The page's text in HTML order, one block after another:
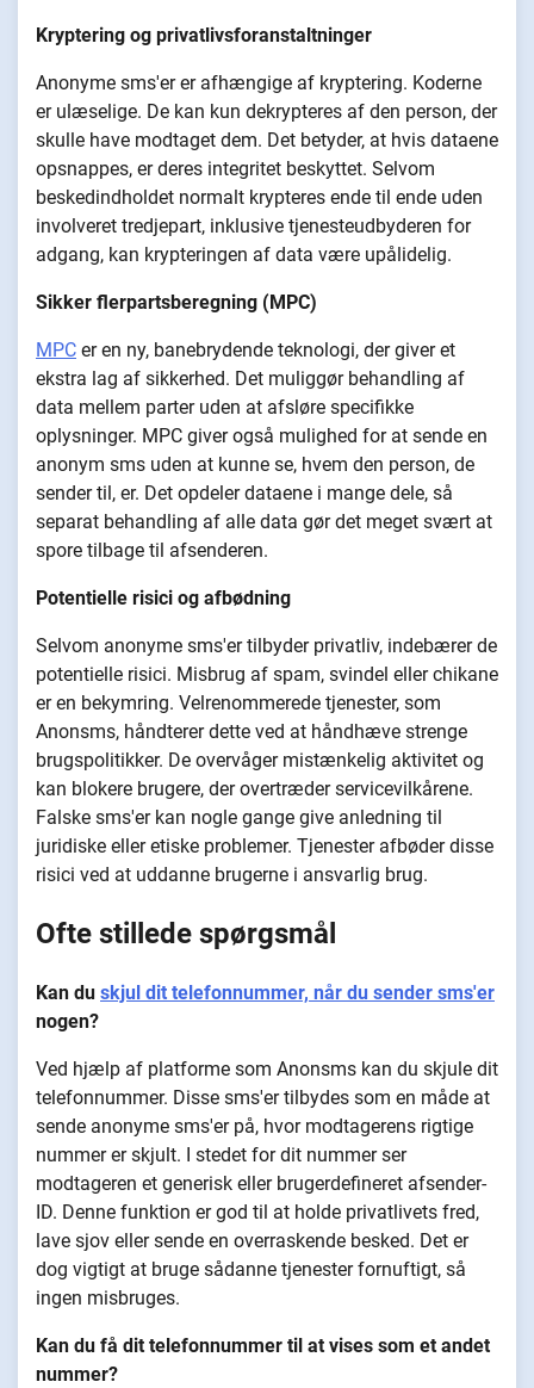
Kryptering og privatlivsforanstaltninger
Anonyme sms'er er afhængige af kryptering. Koderne
er ulæselige. De kan kun dekrypteres af den person, der
skulle have modtaget dem. Det betyder, at hvis dataene
opsnappes, er deres integritet beskyttet. Selvom
beskedindholdet normalt krypteres ende til ende uden
involveret tredjepart, inklusive tjenesteudbyderen for
adgang, kan krypteringen af data være upålidelig.
Sikker flerpartsberegning (MPC)
MPC er en ny, banebrydende teknologi, der giver et
ekstra lag af sikkerhed. Det muliggør behandling af
data mellem parter uden at afsløre specifikke
oplysninger. MPC giver også mulighed for at sende en
anonym sms uden at kunne se, hvem den person, de
sender til, er. Det opdeler dataene i mange dele, så
separat behandling af alle data gør det meget svært at
spore tilbage til afsenderen.
Potentielle risici og afbødning
Selvom anonyme sms'er tilbyder privatliv, indebærer de
potentielle risici. Misbrug af spam, svindel eller chikane
er en bekymring. Velrenommerede tjenester, som
Anonsms, håndterer dette ved at håndhæve strenge
brugspolitikker. De overvåger mistænkelig aktivitet og
kan blokere brugere, der overtræder servicevilkårene.
Falske sms'er kan nogle gange give anledning til
juridiske eller etiske problemer. Tjenester afbøder disse
risici ved at uddanne brugerne i ansvarlig brug.
Ofte stillede spørgsmål
Kan du skjul dit telefonnummer, når du sender sms'er
nogen?
Ved hjælp af platforme som Anonsms kan du skjule dit
telefonnummer. Disse sms'er tilbydes som en måde at
sende anonyme sms'er på, hvor modtagerens rigtige
nummer er skjult. I stedet for dit nummer ser
modtageren et generisk eller brugerdefineret afsender-
ID. Denne funktion er god til at holde privatlivets fred,
lave sjov eller sende en overraskende besked. Det er
dog vigtigt at bruge sådanne tjenester fornuftigt, så
ingen misbruges.
Kan du få dit telefonnummer til at vises som et andet
nummer?